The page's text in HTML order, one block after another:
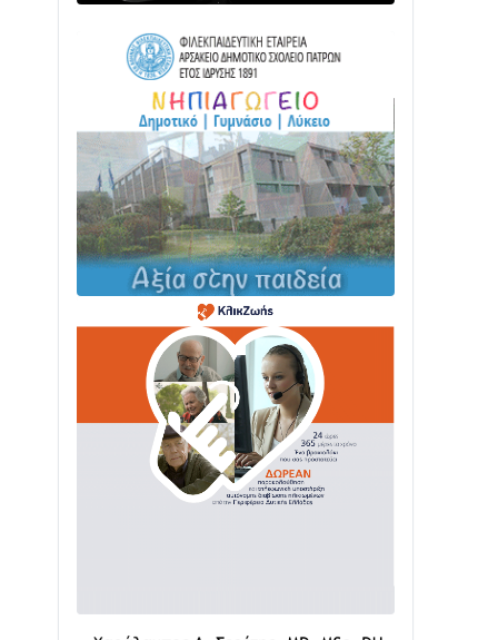
ΣΤΗΝ ΠΥΡΟΣΒΕΣΤΙΚΗ ΓΙΑ ΦΩΤΙΑ ΣΤΟΝ
ΑΓΙΟ ΗΛΙΑ ΠΡΙΝ ΤΗ ΓΡΑΝΙΤΣΑ
24/07 • 11:03
ΤΟ ΠΑΡΤΥ ΣΥΝΕΧΙΖΕΤΑΙ…
05/08 • 08:41
Στο σκοτάδι μεγάλο μέρος στο Λυγιά
Ναυπάκτου
04/08 • 19:47
Σε τροχιά υλοποίησης η Παράκαμψη
του Κέντρου της Ναυπάκτου
Σε φουλ ρυθμούς το τμήμα Βόνιτσα –
Άγιος Νικόλαος | Αυτοψία Καββαδά
03/08 • 11:11
Με Αρχιερατική Λαμπρότητα η
Πανήγυρη της Μεταμορφώσεως του
Σωτήρος στο Γολέμι
02/08 • 18:26